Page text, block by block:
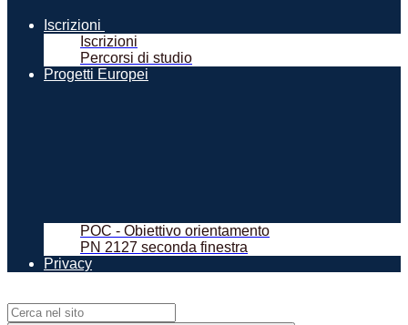
Iscrizioni
Iscrizioni
Percorsi di studio
Progetti Europei
POC - Obiettivo orientamento
PN 2127 seconda finestra
Privacy